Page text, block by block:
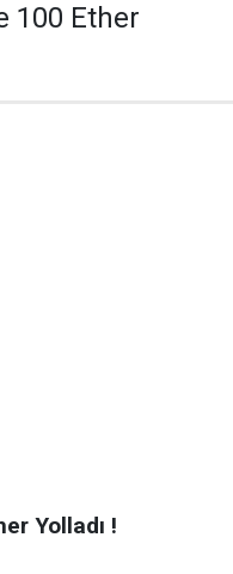
100 Ether
Yolladı !